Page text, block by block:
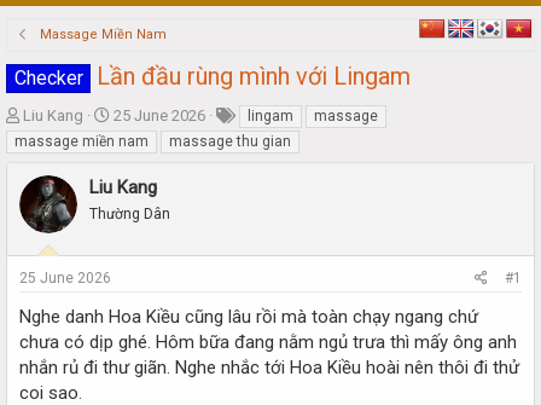
Massage Miền Nam
Checker Lần đầu rùng mình với Lingam
T
h
r
e
d
a
r
e
r
Liu Kang
S
t
a
d
25 June 2026 lingam
massage
massage miền nam
massage thu gian
Liu Kang
Thường Dân
25 June 2026 #1
Nghe danh Hoa Kiều cũng lâu rồi mà toàn chạy ngang chứ
chưa có dịp ghé. Hôm bữa đang nằm ngủ trưa thì mấy ông anh
nhắn rủ đi thư giãn. Nghe nhắc tới Hoa Kiều hoài nên thôi đi thử
coi sao.